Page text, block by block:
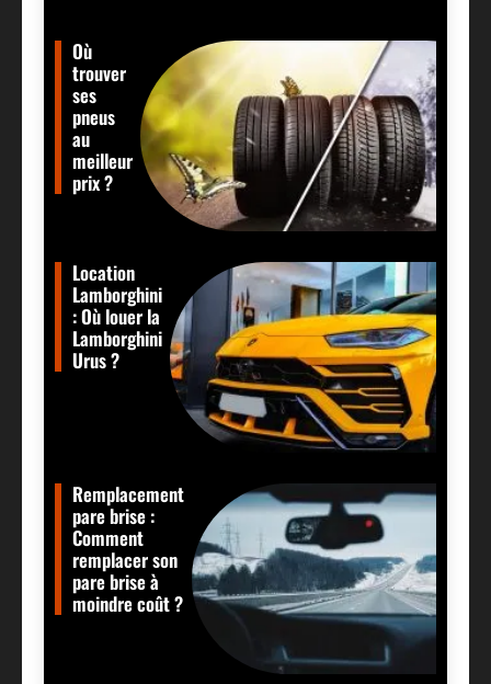
Où
trouver
ses
pneus
au
meilleur
prix ?
Location
Lamborghini
: Où louer la
Lamborghini
Urus ?
Remplacement
pare brise :
Comment
remplacer son
pare brise à
moindre coût ?